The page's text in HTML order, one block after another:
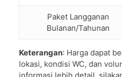
Paket Langganan
Bulanan/Tahunan
Keterangan: Harga dapat
lokasi, kondisi WC, dan
informasi lebih detail,